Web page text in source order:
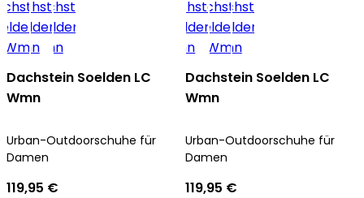
Dachstein Soelden LC
Wmn
Urban-Outdoorschuhe für
Damen
119,95 €
Dachstein Soelden LC
Wmn
Urban-Outdoorschuhe für
Damen
119,95 €